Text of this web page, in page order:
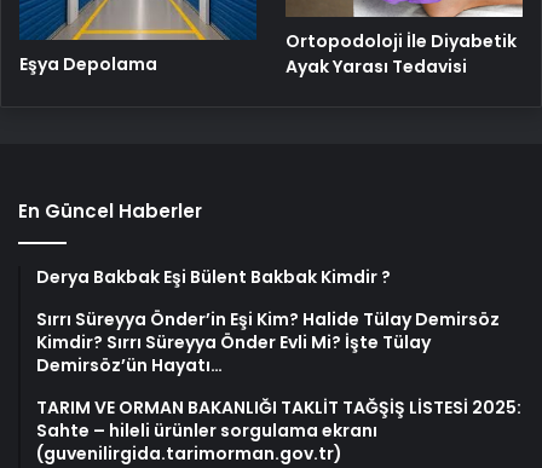
Eşya Depolama
Ortopodoloji İle Diyabetik
Ayak Yarası Tedavisi
En Güncel Haberler
Derya Bakbak Eşi Bülent Bakbak Kimdir ?
Sırrı Süreyya Önder’in Eşi Kim? Halide Tülay Demirsöz
Kimdir? Sırrı Süreyya Önder Evli Mi? İşte Tülay
Demirsöz’ün Hayatı…
TARIM VE ORMAN BAKANLIĞI TAKLİT TAĞŞİŞ LİSTESİ 2025:
Sahte – hileli ürünler sorgulama ekranı
(guvenilirgida.tarimorman.gov.tr)